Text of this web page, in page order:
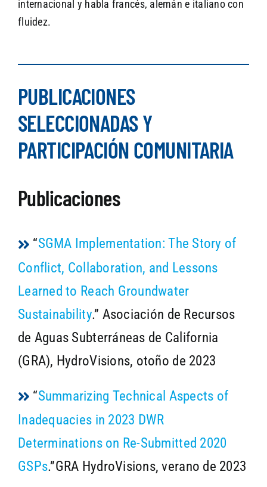
internacional y habla francés, alemán e italiano con
fluidez.
PUBLICACIONES
SELECCIONADAS Y
PARTICIPACIÓN COMUNITARIA
Publicaciones
“SGMA Implementation: The Story of
Conflict, Collaboration, and Lessons
Learned to Reach Groundwater
Sustainability.” Asociación de Recursos
de Aguas Subterráneas de California
(GRA), HydroVisions, otoño de 2023
“Summarizing Technical Aspects of
Inadequacies in 2023 DWR
Determinations on Re-Submitted 2020
GSPs.”GRA HydroVisions, verano de 2023